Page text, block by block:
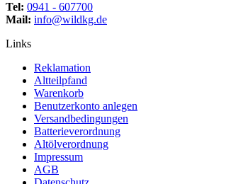
Tel: 0941 - 607700
Mail: info@wildkg.de
Links
Reklamation
Altteilpfand
Warenkorb
Benutzerkonto anlegen
Versandbedingungen
Batterieverordnung
Altölverordnung
Impressum
AGB